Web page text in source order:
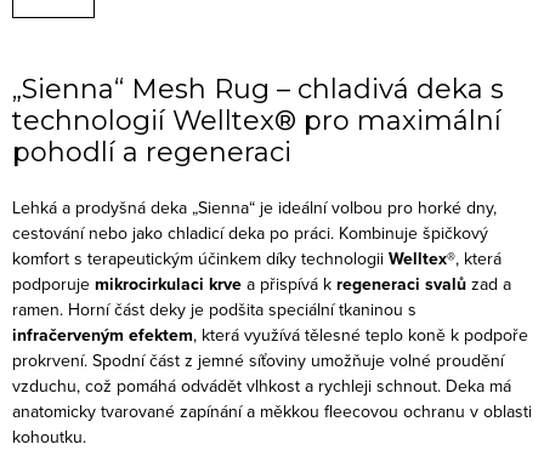
„Sienna“ Mesh Rug – chladivá deka s
technologií Welltex® pro maximální
pohodlí a regeneraci
Lehká a prodyšná deka „Sienna“ je ideální volbou pro horké dny,
cestování nebo jako chladicí deka po práci. Kombinuje špičkový
komfort s terapeutickým účinkem díky technologii Welltex®, která
podporuje mikrocirkulaci krve a přispívá k regeneraci svalů zad a
ramen. Horní část deky je podšita speciální tkaninou s
infračerveným efektem, která využívá tělesné teplo koně k podpoře
prokrvení. Spodní část z jemné síťoviny umožňuje volné proudění
vzduchu, což pomáhá odvádět vlhkost a rychleji schnout. Deka má
anatomicky tvarované zapínání a měkkou fleecovou ochranu v oblasti
kohoutku.